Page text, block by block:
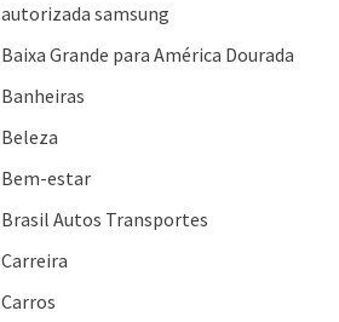
autorizada samsung
Baixa Grande para América Dourada
Banheiras
Beleza
Bem-estar
Brasil Autos Transportes
Carreira
Carros